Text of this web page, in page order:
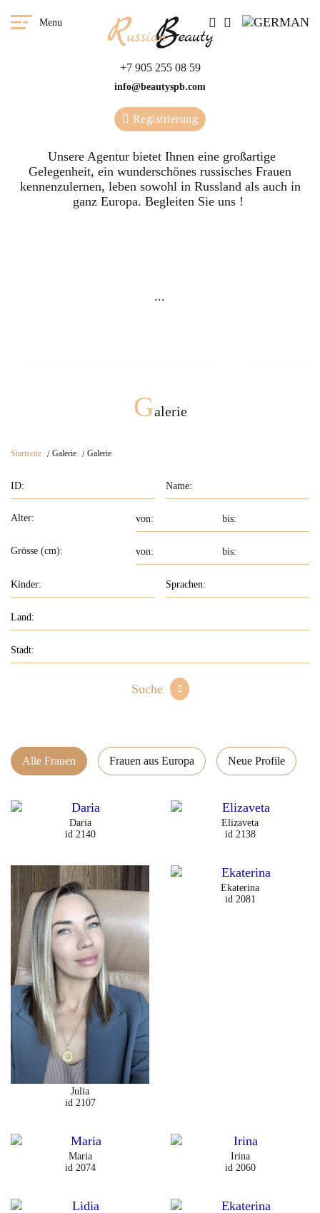
Menu
+7 905 255 08 59
info@beautyspb.com
Registrierung
Unsere Agentur bietet Ihnen eine großartige
Gelegenheit, ein wunderschönes russisches Frauen
kennenzulernen, leben sowohl in Russland als auch in
ganz Europa. Begleiten Sie uns !
...
Galerie
Startseite Galerie Galerie
Alter:
Grösse (cm):
Suche
Alle Frauen Frauen aus Europa Neue Profile
Daria
id 2140
Elizaveta
id 2138
Julia
id 2107
Ekaterina
id 2081
Maria
id 2074
Irina
id 2060